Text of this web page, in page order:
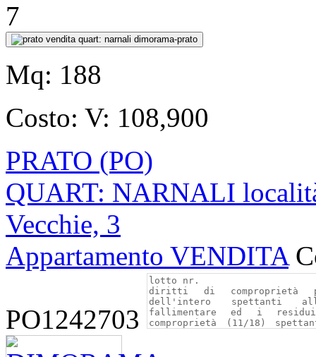
7
Mq: 188
Costo: V: 108,900
PRATO (PO)
QUART: NARNALI
Vecchie, 3
Appartamento VENDITA
PO1242703